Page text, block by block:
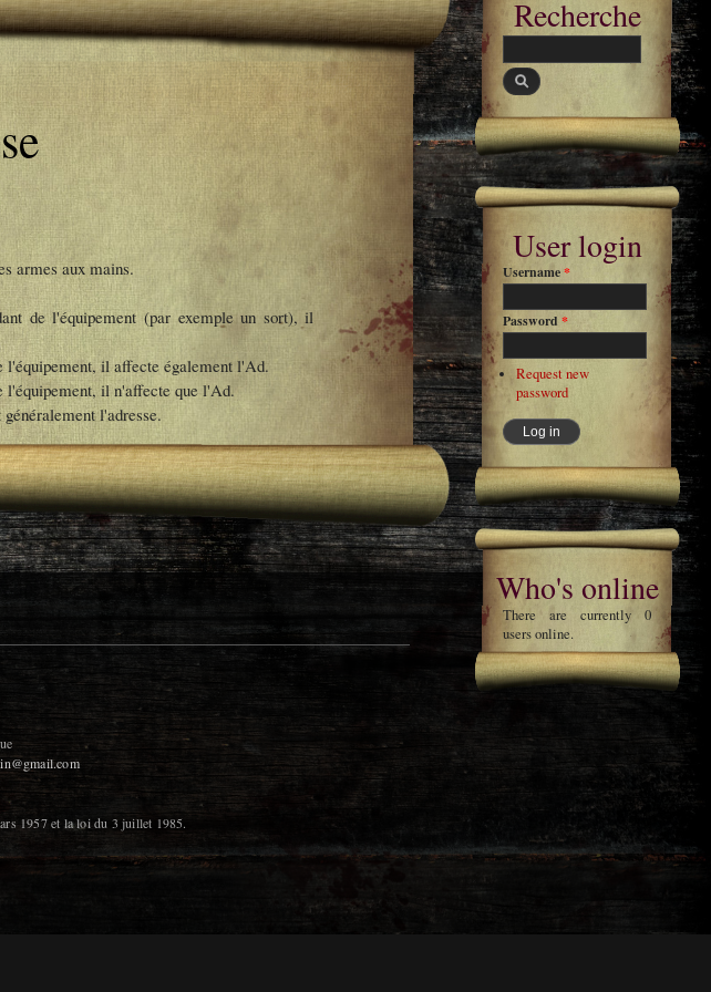
armes aux mains.
de l'équipement (par exemple un sort), il
l'équipement, il affecte également l'Ad.
l'équipement, il n'affecte que l'Ad.
l'adresse.
Recherche
Search
User login
Username*
Password *
Request new
password
Who's online
There are currently 0
users online.
1957 et la loi du 3 juillet 1985.